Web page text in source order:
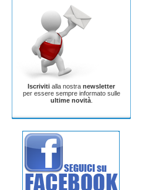
Iscriviti alla nostra newsletter
per essere sempre informato sulle
ultime novità.